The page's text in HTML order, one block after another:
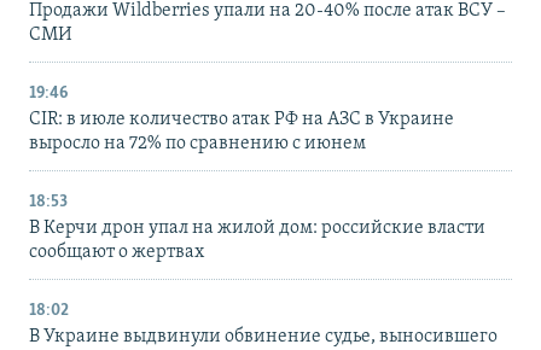
Продажи Wildberries упали на 20-40% после атак ВСУ –
СМИ
19:46
CIR: в июле количество атак РФ на АЗС в Украине
выросло на 72% по сравнению с июнем
18:53
В Керчи дрон упал на жилой дом: российские власти
сообщают о жертвах
18:02
В Украине выдвинули обвинение судье, выносившего